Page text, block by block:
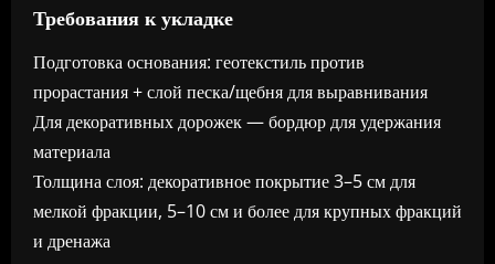
Требования к укладке
Подготовка основания: геотекстиль против
прорастания + слой песка/щебня для выравнивания
Для декоративных дорожек — бордюр для удержания
материала
Толщина слоя: декоративное покрытие 3–5 см для
мелкой фракции, 5–10 см и более для крупных фракций
и дренажа